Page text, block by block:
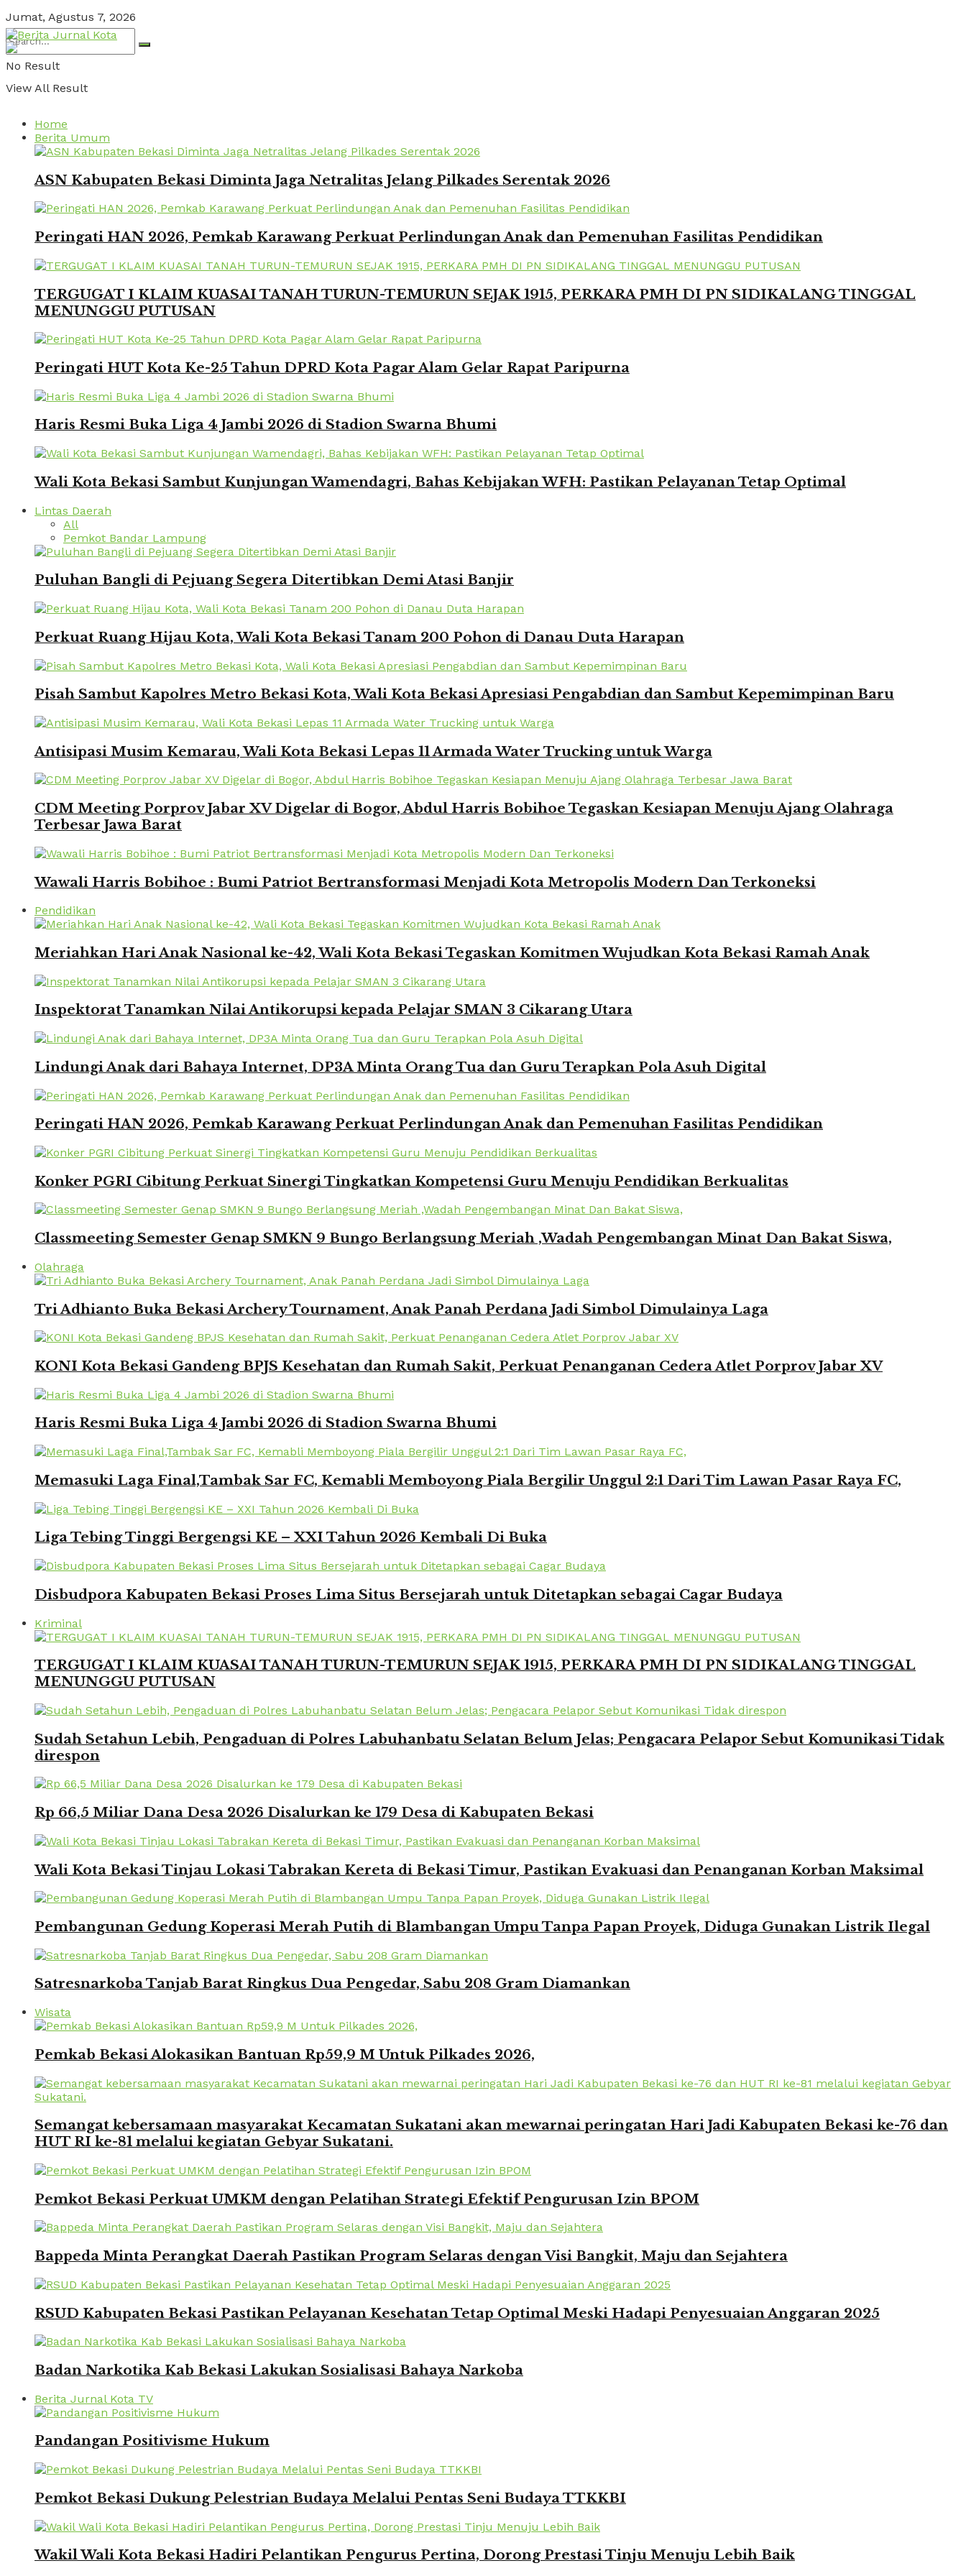
Jumat, Agustus 7, 2026
No Result
View All Result
Home
Berita Umum
ASN Kabupaten Bekasi Diminta Jaga Netralitas Jelang Pilkades Serentak 2026
Peringati HAN 2026, Pemkab Karawang Perkuat Perlindungan Anak dan Pemenuhan Fasilitas Pendidikan
TERGUGAT I KLAIM KUASAI TANAH TURUN-TEMURUN SEJAK 1915, PERKARA PMH DI PN SIDIKALANG TINGGAL
MENUNGGU PUTUSAN
Peringati HUT Kota Ke-25 Tahun DPRD Kota Pagar Alam Gelar Rapat Paripurna
Haris Resmi Buka Liga 4 Jambi 2026 di Stadion Swarna Bhumi
Wali Kota Bekasi Sambut Kunjungan Wamendagri, Bahas Kebijakan WFH: Pastikan Pelayanan Tetap Optimal
Lintas Daerah
All
Pemkot Bandar Lampung
Puluhan Bangli di Pejuang Segera Ditertibkan Demi Atasi Banjir
Perkuat Ruang Hijau Kota, Wali Kota Bekasi Tanam 200 Pohon di Danau Duta Harapan
Pisah Sambut Kapolres Metro Bekasi Kota, Wali Kota Bekasi Apresiasi Pengabdian dan Sambut Kepemimpinan Baru
Antisipasi Musim Kemarau, Wali Kota Bekasi Lepas 11 Armada Water Trucking untuk Warga
CDM Meeting Porprov Jabar XV Digelar di Bogor, Abdul Harris Bobihoe Tegaskan Kesiapan Menuju Ajang Olahraga
Terbesar Jawa Barat
Wawali Harris Bobihoe : Bumi Patriot Bertransformasi Menjadi Kota Metropolis Modern Dan Terkoneksi
Pendidikan
Meriahkan Hari Anak Nasional ke-42, Wali Kota Bekasi Tegaskan Komitmen Wujudkan Kota Bekasi Ramah Anak
Inspektorat Tanamkan Nilai Antikorupsi kepada Pelajar SMAN 3 Cikarang Utara
Lindungi Anak dari Bahaya Internet, DP3A Minta Orang Tua dan Guru Terapkan Pola Asuh Digital
Peringati HAN 2026, Pemkab Karawang Perkuat Perlindungan Anak dan Pemenuhan Fasilitas Pendidikan
Konker PGRI Cibitung Perkuat Sinergi Tingkatkan Kompetensi Guru Menuju Pendidikan Berkualitas
Classmeeting Semester Genap SMKN 9 Bungo Berlangsung Meriah ,Wadah Pengembangan Minat Dan Bakat Siswa,
Olahraga
Tri Adhianto Buka Bekasi Archery Tournament, Anak Panah Perdana Jadi Simbol Dimulainya Laga
KONI Kota Bekasi Gandeng BPJS Kesehatan dan Rumah Sakit, Perkuat Penanganan Cedera Atlet Porprov Jabar XV
Haris Resmi Buka Liga 4 Jambi 2026 di Stadion Swarna Bhumi
Memasuki Laga Final,Tambak Sar FC, Kemabli Memboyong Piala Bergilir Unggul 2:1 Dari Tim Lawan Pasar Raya FC,
Liga Tebing Tinggi Bergengsi KE – XXI Tahun 2026 Kembali Di Buka
Disbudpora Kabupaten Bekasi Proses Lima Situs Bersejarah untuk Ditetapkan sebagai Cagar Budaya
Kriminal
TERGUGAT I KLAIM KUASAI TANAH TURUN-TEMURUN SEJAK 1915, PERKARA PMH DI PN SIDIKALANG TINGGAL
MENUNGGU PUTUSAN
Sudah Setahun Lebih, Pengaduan di Polres Labuhanbatu Selatan Belum Jelas; Pengacara Pelapor Sebut Komunikasi Tidak
direspon
Rp 66,5 Miliar Dana Desa 2026 Disalurkan ke 179 Desa di Kabupaten Bekasi
Wali Kota Bekasi Tinjau Lokasi Tabrakan Kereta di Bekasi Timur, Pastikan Evakuasi dan Penanganan Korban Maksimal
Pembangunan Gedung Koperasi Merah Putih di Blambangan Umpu Tanpa Papan Proyek, Diduga Gunakan Listrik Ilegal
Satresnarkoba Tanjab Barat Ringkus Dua Pengedar, Sabu 208 Gram Diamankan
Wisata
Pemkab Bekasi Alokasikan Bantuan Rp59,9 M Untuk Pilkades 2026,
Semangat kebersamaan masyarakat Kecamatan Sukatani akan mewarnai peringatan Hari Jadi Kabupaten Bekasi ke-76 dan
HUT RI ke-81 melalui kegiatan Gebyar Sukatani.
Pemkot Bekasi Perkuat UMKM dengan Pelatihan Strategi Efektif Pengurusan Izin BPOM
Bappeda Minta Perangkat Daerah Pastikan Program Selaras dengan Visi Bangkit, Maju dan Sejahtera
RSUD Kabupaten Bekasi Pastikan Pelayanan Kesehatan Tetap Optimal Meski Hadapi Penyesuaian Anggaran 2025
Badan Narkotika Kab Bekasi Lakukan Sosialisasi Bahaya Narkoba
Berita Jurnal Kota TV
Pandangan Positivisme Hukum
Pemkot Bekasi Dukung Pelestrian Budaya Melalui Pentas Seni Budaya TTKKBI
Wakil Wali Kota Bekasi Hadiri Pelantikan Pengurus Pertina, Dorong Prestasi Tinju Menuju Lebih Baik